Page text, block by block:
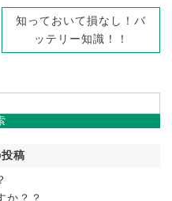
知っておいて損なし！バ
ッテリー知識！！
稿
か？？